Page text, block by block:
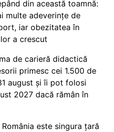
din această toamnă:
multe adeverințe de
iar obezitatea în
a crescut
de carieră didactică
primesc cei 1.500 de
august și îi pot folosi
2027 dacă rămân în
este singura țară